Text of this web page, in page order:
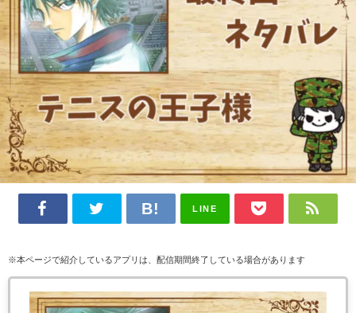
LINE
※本ページで紹介しているアプリは、配信期間終了している場合があります